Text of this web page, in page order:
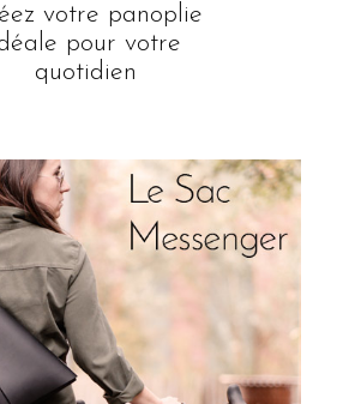
votre panoplie
pour votre
quotidien